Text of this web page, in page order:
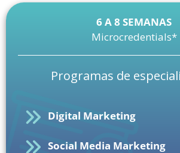
6 A 8 SEMANAS
Microcredentials*
Programas de
Digital Marketing
Social Media Marketing